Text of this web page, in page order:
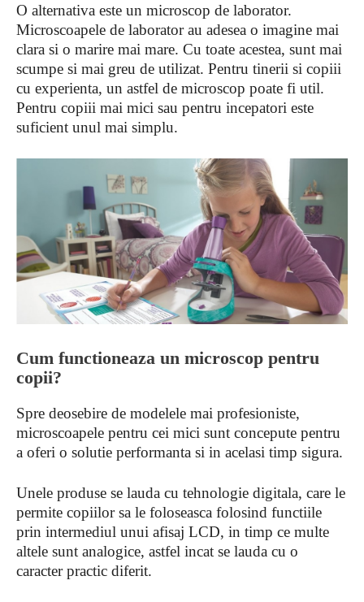
O alternativa este un microscop de laborator.
Microscoapele de laborator au adesea o imagine mai
clara si o marire mai mare. Cu toate acestea, sunt mai
scumpe si mai greu de utilizat. Pentru tinerii si copiii
cu experienta, un astfel de microscop poate fi util.
Pentru copiii mai mici sau pentru incepatori este
suficient unul mai simplu.
Cum functioneaza un microscop pentru
copii?
Spre deosebire de modelele mai profesioniste,
microscoapele pentru cei mici sunt concepute pentru
a oferi o solutie performanta si in acelasi timp sigura.
Unele produse se lauda cu tehnologie digitala, care le
permite copiilor sa le foloseasca folosind functiile
prin intermediul unui afisaj LCD, in timp ce multe
altele sunt analogice, astfel incat se lauda cu o
caracter practic diferit.